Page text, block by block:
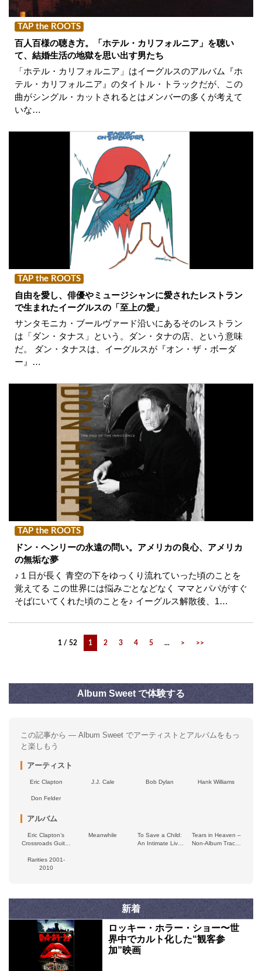
TAP the ROOTS
百人百様の聴き方。「ホテル・カリフォルニア」を聴い
て、結婚生活の地獄を思い出す男たち
「ホテル・カリフォルニア」はイーグルスのアルバム『ホ
テル・カリフォルニア』のタイトル・トラックだが、この
曲がシングル・カットされるとはメンバーの多くが考えて
いな…
TAP the ROOTS
自由を愛し、俳優やミュージシャンに愛されたレストラン
で生まれたイーグルスの「至上の愛」
サンタモニカ・ブールヴァード沿いにあるそのレストラン
は「ダン・タナス」という。ダン・タナの店、という意味
だ。 ダン・タナスは、イーグルスが『オン・ザ・ボーダ
ー』…
TAP the ROOTS
ドン・ヘンリーの永遠の問い。アメリカの良心、アメリカ
の無垢な夢
♪１日が長く 青空の下をゆっくり流れていった頃のことを
覚えてる この世界には悩みごとなどなく ママとパパがすぐ
そばにいてくれた頃のことを♪ イーグルス解散後、1…
1 / 52 1 2 3 4 5 ... > >>
Album Sweet で体験する
この記事から — Album Sweet でアーティストとアルバムをもっ
と楽しもう
アーティスト
Eric Clapton J.J. Cale Bob Dylan Hank Williams
Don Felder
アルバム
Eric Clapton’s
Crossroads Guitar
Meanwhile
To Save a Child:
An Intimate Live
Tears in Heaven –
Non‐Album Tracks
Rarities 2001-
2010
新着
ロッキー・ホラー・ショー〜世
界中でカルト化した“観客参
加”映画